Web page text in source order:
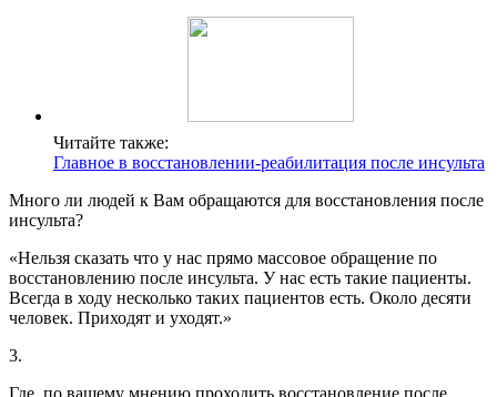
Читайте также:
Главное в восстановлении-реабилитация после инсульта
Много ли людей к Вам обращаются для восстановления после
инсульта?
«Нельзя сказать что у нас прямо массовое обращение по
восстановлению после инсульта. У нас есть такие пациенты.
Всегда в ходу несколько таких пациентов есть. Около десяти
человек. Приходят и уходят.»
3.